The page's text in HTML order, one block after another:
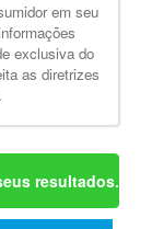
em seu
exclusiva do
as diretrizes
resultados.